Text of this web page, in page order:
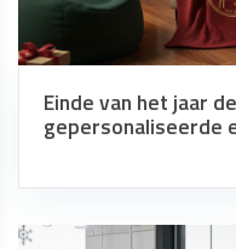
Einde van het jaar
gepersonaliseerde